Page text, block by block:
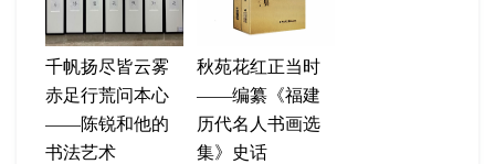
千帆扬尽皆云雾
赤足行荒问本心
——陈锐和他的
书法艺术
秋苑花红正当时
——编纂《福建
历代名人书画选
集》史话